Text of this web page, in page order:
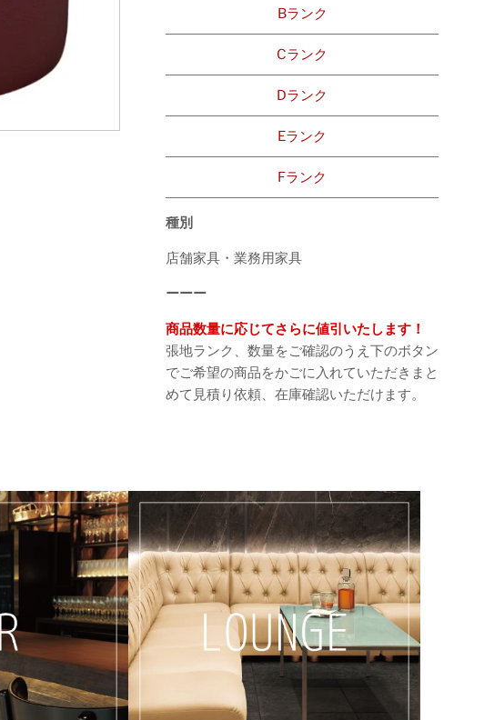
Bランク
Cランク
Dランク
Eランク
Fランク
種別
店舗家具・業務用家具
ーーー
商品数量に応じてさらに値引いたします！
張地ランク、数量をご確認のうえ下のボタン
でご希望の商品をかごに入れていただきまと
めて見積り依頼、在庫確認いただけます。